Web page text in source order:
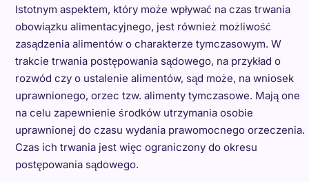
Istotnym aspektem, który może wpływać na czas trwania
obowiązku alimentacyjnego, jest również możliwość
zasądzenia alimentów o charakterze tymczasowym. W
trakcie trwania postępowania sądowego, na przykład o
rozwód czy o ustalenie alimentów, sąd może, na wniosek
uprawnionego, orzec tzw. alimenty tymczasowe. Mają one
na celu zapewnienie środków utrzymania osobie
uprawnionej do czasu wydania prawomocnego orzeczenia.
Czas ich trwania jest więc ograniczony do okresu
postępowania sądowego.